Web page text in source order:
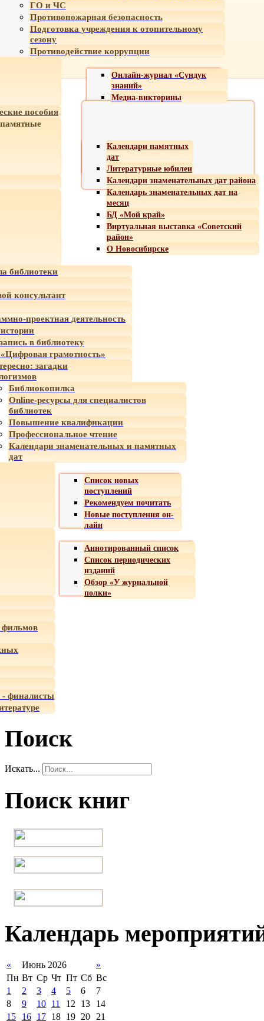
ГО и ЧС
Противопожарная безопасность
Подготовка учреждения к отопительному
сезону
Противодействие коррупции
Онлайн-журнал «Сундук
знаний»
Медиа-викторины
пособия
Календари памятных
дат
Литературные юбилеи
Календари знаменательных дат района
Календарь знаменательных дат на
месяц
БД «Мой край»
Виртуальная выставка «Советский
район»
О Новосибирске
библиотеки
консультант
проектная деятельность
в библиотеку
грамотность»
загадки
Библиокопилка
Online-ресурсы для специалистов
библиотек
Повышение квалификации
Профессиональное чтение
Календари знаменательных и памятных
дат
Список новых
поступлений
Рекомендуем почитать
Новые поступления он-
лайн
Аннотированный список
Список периодических
изданий
Обзор «У журнальной
полки»
- финалисты
Поиск
Искать...
Поиск книг
Календарь
« Июнь 2026
»
Пн Вт Ср Чт Пт Сб Вс
1
2 3 4 5 6
7
8
9 10 11 12 13
14
15
16 17 18 19 20 21